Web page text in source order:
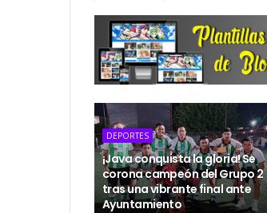
DEPORTES
¡Java conquista la gloria! Se
corona campeón del Grupo 2
tras una vibrante final ante
Ayuntamiento